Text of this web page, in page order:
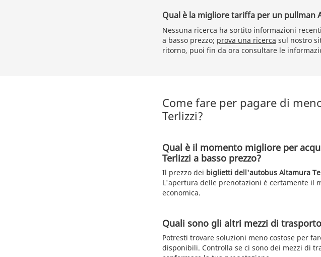
Qual è la migliore tariffa per un pullman
Nessuna ricerca ha sortito informazioni
a basso prezzo; prova una ricerca sul nostro
ritorno, puoi fin da ora consultare le
Come fare per pagare di
Terlizzi?
Qual è il momento migliore per
Terlizzi a basso prezzo?
Il prezzo dei biglietti dell'autobus Altamura
L'apertura delle prenotazioni è certamente
economica.
Quali sono gli altri mezzi di
Potresti trovare soluzioni meno costose per
disponibili. Controlla se ci sono dei mezzi di